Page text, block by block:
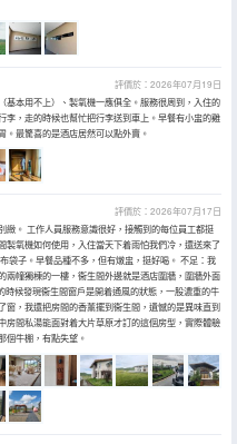
評價於：2026年07月19日
基本用不上）、製氧機一應俱全。服務很周到，入住的
李，走的時候也幫忙把行李送到車上。早餐有小盅的雞
。最驚喜的是酒店居然可以點外賣。
評價於：2026年07月17日
緻。 工作人員服務意識很好，接觸到的每位員工都挺
製氧機如何使用，入住當天下着雨怕我們冷，還送來了
袋子。早餐品種不多，但有燉盅，挺好喝。 不足：我
兩幢獨棟的一樓，衞生間外邊就是酒店圍牆，圍牆外面
候發現衞生間窗戶是開着通風的狀態，一股濃重的牛
窗，我還把房間的香薰擺到衞生間，遺憾的是異味直到
房間私湯能面對着大片草原才訂的這個房型，實際體驗
個牛棚，有點失望。